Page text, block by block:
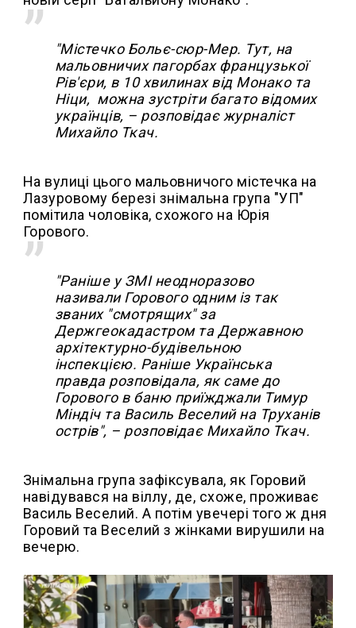
"Містечко Больє-сюр-Мер. Тут, на
мальовничих пагорбах французької
Рів'єри, в 10 хвилинах від Монако та
Ніци, можна зустріти багато відомих
українців, – розповідає журналіст
Михайло Ткач.
На вулиці цього мальовничого містечка на
Лазуровому березі знімальна група "УП"
помітила чоловіка, схожого на Юрія
Горового.
"Раніше у ЗМІ неодноразово
називали Горового одним із так
званих "смотрящих" за
Держгеокадастром та Державною
архітектурно-будівельною
інспекцією. Раніше Українська
правда розповідала, як саме до
Горового в баню приїжджали Тимур
Міндіч та Василь Веселий на Труханів
острів", – розповідає Михайло Ткач.
Знімальна група зафіксувала, як Горовий
навідувався на віллу, де, схоже, проживає
Василь Веселий. А потім увечері того ж дня
Горовий та Веселий з жінками вирушили на
вечерю.